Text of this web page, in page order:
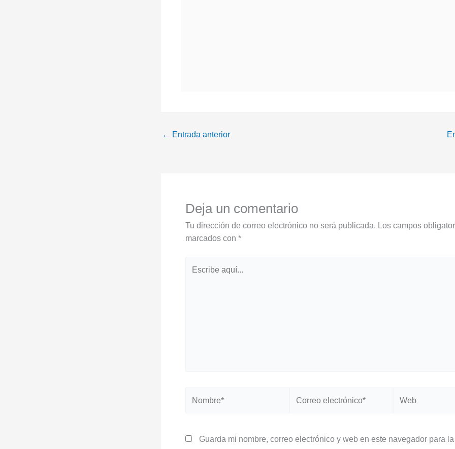
← Entrada anterior
Deja un comentario
Tu dirección de correo electrónico no será publicada. Los campos
marcados con *
aquí...
electrónico*
Guarda mi nombre, correo electrónico y web en este navegador para